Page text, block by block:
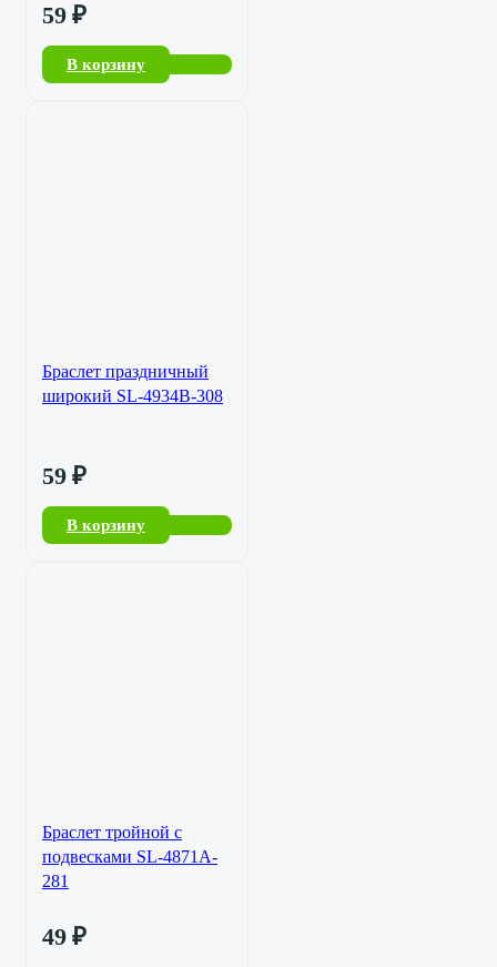
59 ₽
В корзину
Браслет праздничный
широкий SL-4934B-308
59 ₽
В корзину
Браслет тройной с
подвесками SL-4871A-
281
49 ₽